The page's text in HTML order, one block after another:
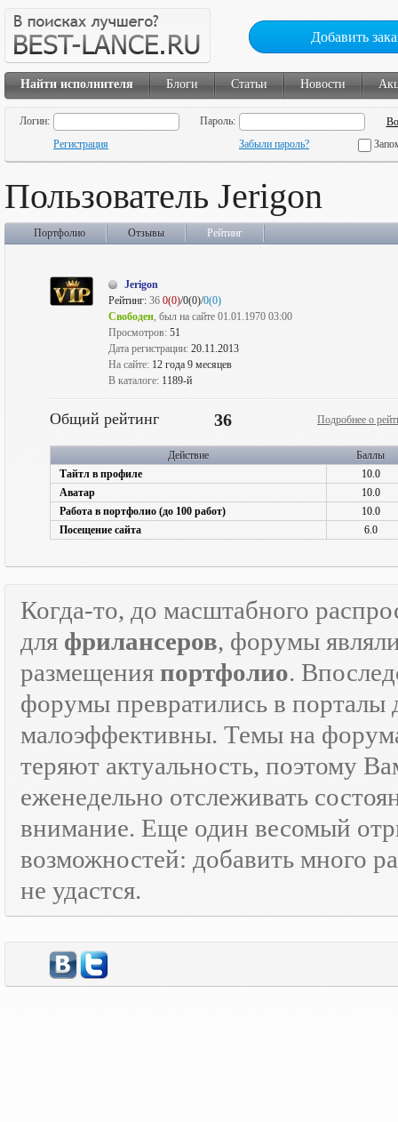
Добавить
Найти исполнителя Блоги Статьи Новости
Логин:
Пароль:
Регистрация
Забыли пароль?
Пользователь Jerigon
Портфолио Отзывы Рейтинг
Jerigon
Рейтинг: 36 0(0)/0(0)/0(0)
Свободен, был на сайте 01.01.1970 03:00
Просмотров: 51
Дата регистрации: 20.11.2013
На сайте: 12 года 9 месяцев
В каталоге: 1189-й
Общий рейтинг 36 Подробнее о
Действие
Баллы
Тайтл в профиле
10.0
Аватар
10.0
Работа в портфолио (до 100 работ)
10.0
Посещение сайта
6.0
Когда-то, до масштабного
для фрилансеров, форумы
размещения портфолио.
форумы превратились в
малоэффективны. Темы на
теряют актуальность, поэтому
еженедельно отслеживать
внимание. Еще один весомый
возможностей: добавить много
не удастся.